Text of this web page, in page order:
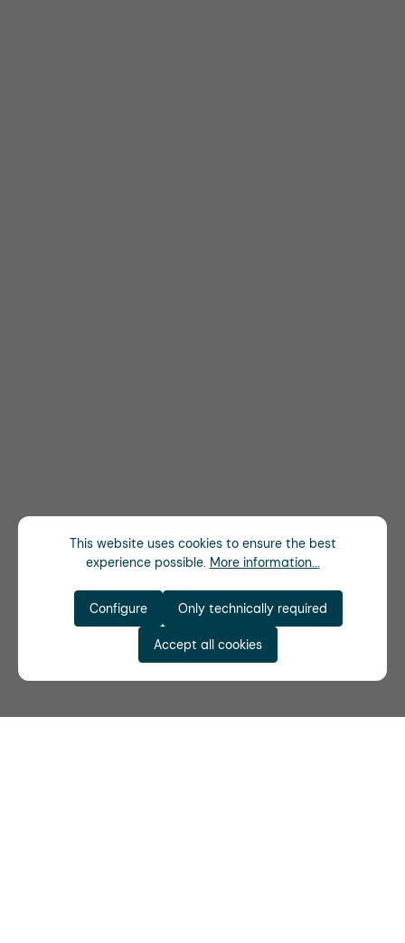
This website uses cookies to ensure the best
experience possible. More information...
Only technically required
Configure
Accept all cookies